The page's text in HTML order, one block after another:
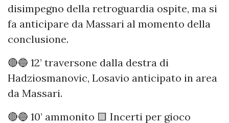
disimpegno della retroguardia ospite, ma si
fa anticipare da Massari al momento della
conclusione.
🔴🔵 12’ traversone dalla destra di
Hadziosmanovic, Losavio anticipato in area
da Massari.
🔴🔵 10’ ammonito 🟨 Incerti per gioco